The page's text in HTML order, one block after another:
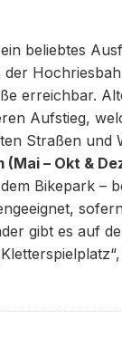
beliebtes
der
erreichbar.
Aufstieg,
Straßen und
(Mai – Okt &
Bikepark –
gibt es auf